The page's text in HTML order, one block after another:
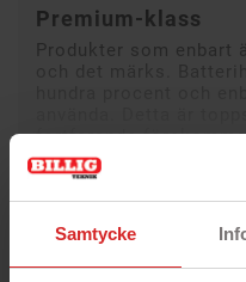
Samtycke
Premium-klass
Produkter som enbart
fortfarande